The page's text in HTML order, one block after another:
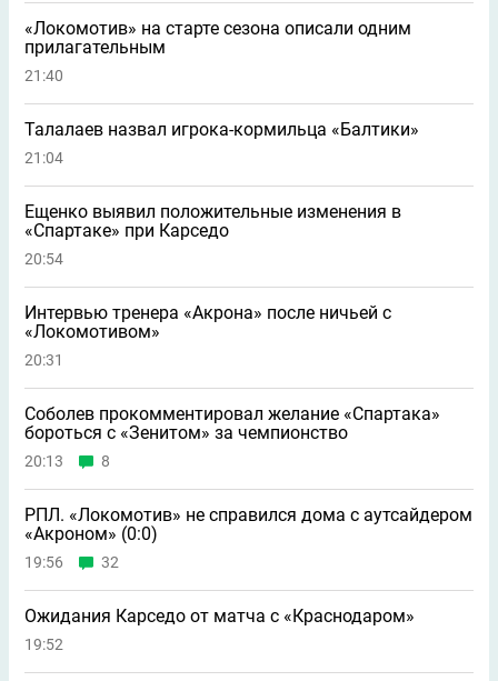
«Локомотив» на старте сезона описали одним
прилагательным
21:40
Талалаев назвал игрока-кормильца «Балтики»
21:04
Ещенко выявил положительные изменения в
«Спартаке» при Карседо
20:54
Интервью тренера «Акрона» после ничьей с
«Локомотивом»
20:31
Соболев прокомментировал желание «Спартака»
бороться с «Зенитом» за чемпионство
20:13 8
РПЛ. «Локомотив» не справился дома с аутсайдером
«Акроном» (0:0)
19:56 32
Ожидания Карседо от матча с «Краснодаром»
19:52